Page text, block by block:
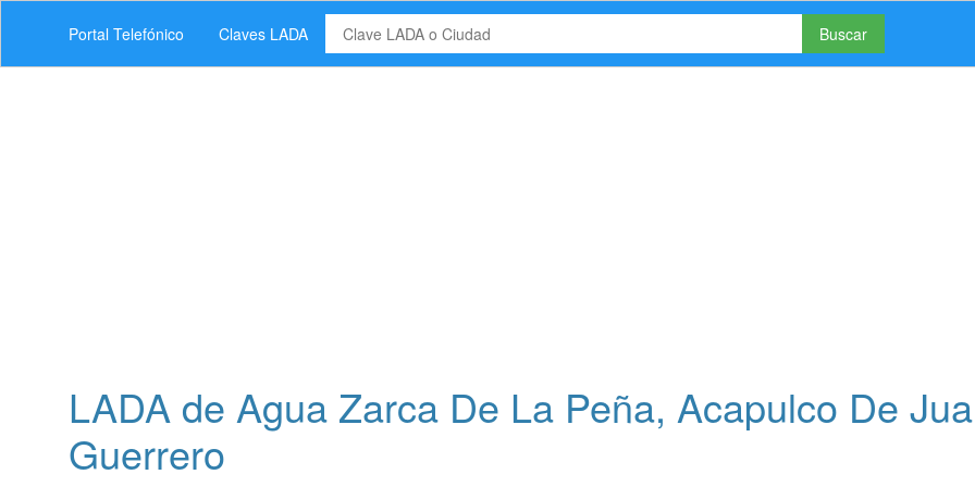
Portal Telefónico Claves LADA Buscar
LADA de Agua Zarca De La Peña, Acapulco De
Guerrero